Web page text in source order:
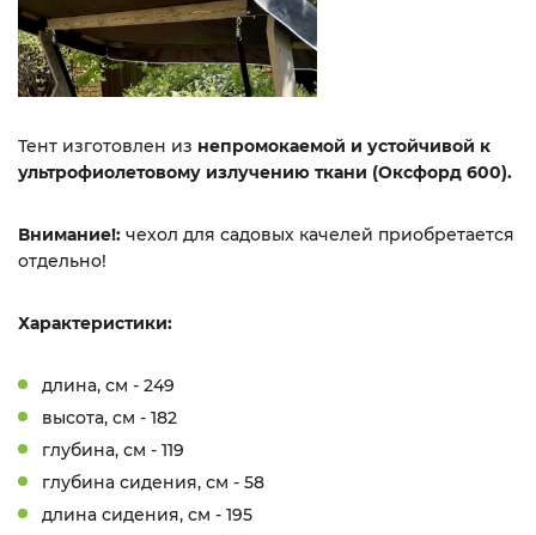
Тент изготовлен из непромокаемой и устойчивой к
ультрофиолетовому излучению ткани (Оксфорд 600).
Внимание!: чехол для садовых качелей приобретается
отдельно!
Характеристики:
длина, см - 249
высота, см - 182
глубина, см - 119
глубина сидения, см - 58
длина сидения, см - 195